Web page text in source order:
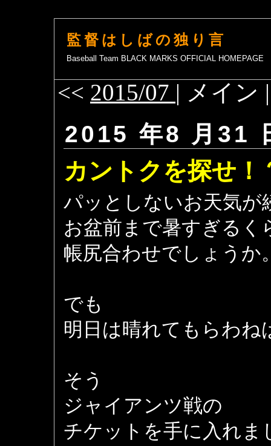
監督はしばの独り言
Baseball Team BLACK MARKS OFFICIAL HOMEPAGE
<< 2015/07 | メイン
2015 年8 月31
カントクを探せ！
パッとしないお天気が
お盆前まで暑すぎるく
帳尻合わせでしょうか
でも
明日は晴れてもらわね
そう
ジャイアンツ戦の
チケットを手に入れま